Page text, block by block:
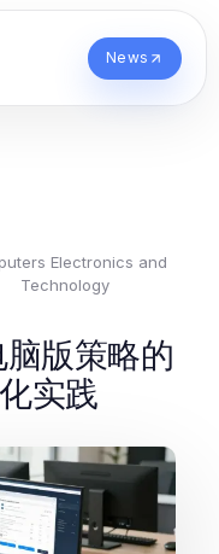
News
Electronics and
Technology
版策略的
实践